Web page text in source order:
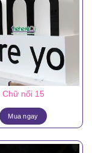
Chữ nổi 15
Mua ngay